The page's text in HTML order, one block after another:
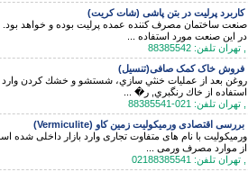
کاربرد پرلیت در بتن پاشی (شات کریت)
در این صنعت مورد استفاده ...
فروش خاک کمک صافی(تنسیل)
روغن بعد از عمليات خنثي سازي، شستشو و خشك كردن وارد
استفاده از خاك رنگبري, ر� ...
بررسی اقتصادی ورمیکولیت زمین کاو (Vermiculite)
ورمیکولیت با نام های متفاوت تجاری وارد بازار داخلی شده
از موارد مصرف ورمی ...